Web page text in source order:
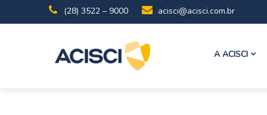
(28) 3522 – 9000 acisci@acisci.com.br
A ACISCI